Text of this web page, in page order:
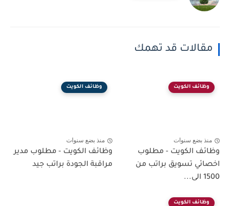
مقالات قد تهمك
وظائف الكويت
منذ بضع سنوات
وظائف الكويت - مطلوب
اخصائي تسويق براتب من
1500 الى...
وظائف الكويت
منذ بضع سنوات
وظائف الكويت - مطلوب مدير
مراقبة الجودة براتب جيد
وظائف الكويت